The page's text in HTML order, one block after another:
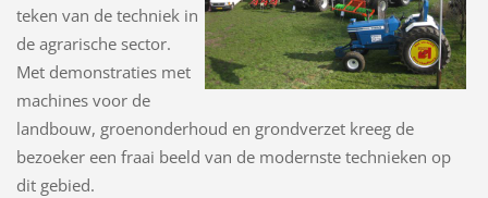
teken van de techniek in
de agrarische sector.
Met demonstraties met
machines voor de
landbouw, groenonderhoud en grondverzet kreeg de
bezoeker een fraai beeld van de modernste technieken op
dit gebied.